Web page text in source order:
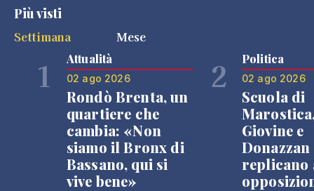
Più visti
Settimana
Mese
1 Attualità
02 ago 2026
Rondò Brenta, un
quartiere che
cambia: «Non
siamo il Bronx di
Bassano, qui si
vive bene»
2 Politica
02 ago 2026
Scuola di
Giovine e
Donazzan
replicano